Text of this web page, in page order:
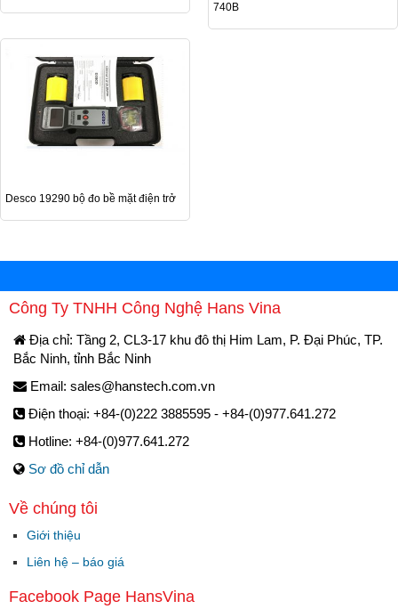
740B
Desco 19290 bộ đo bề mặt điện trở
Công Ty TNHH Công Nghệ Hans Vina
Địa chỉ: Tầng 2, CL3-17 khu đô thị Him Lam, P. Đại Phúc, TP.
Bắc Ninh, tỉnh Bắc Ninh
Email: sales@hanstech.com.vn
Điện thoại: +84-(0)222 3885595 - +84-(0)977.641.272
Hotline: +84-(0)977.641.272
Sơ đồ chỉ dẫn
Về chúng tôi
Giới thiệu
Liên hệ – báo giá
Facebook Page HansVina